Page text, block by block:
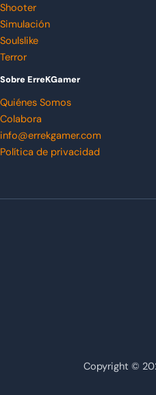
Shooter
Simulación
Soulslike
Terror
Sobre ErreKGamer
Quiénes Somos
Colabora
info@errekgamer.com
Política de privacidad
Copyright ©